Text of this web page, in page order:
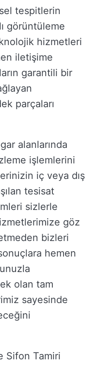
tespitlerin
görüntüleme
hizmetleri
iletişime
garantili bir
parçaları
alanlarında
işlemlerini
iç veya dış
tesisat
sizlerle
göz
bizleri
hemen
olan tam
sayesinde
Sifon Tamiri